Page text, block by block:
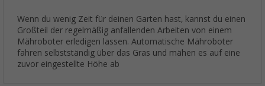
Wenn du wenig Zeit für deinen Garten hast, kannst du einen
Großteil der regelmäßig anfallenden Arbeiten von einem
Mähroboter erledigen lassen. Automatische Mähroboter
fahren selbstständig über das Gras und mähen es auf eine
zuvor eingestellte Höhe ab